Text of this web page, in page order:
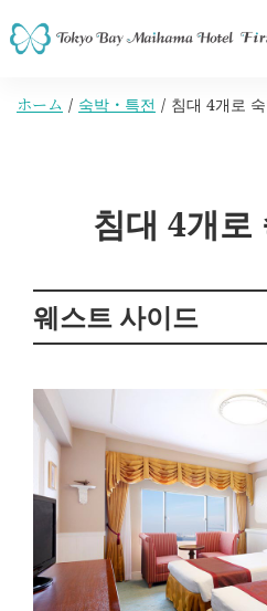
ホーム 숙박・특전 침대 4개로
침대 4개로
웨스트 사이드